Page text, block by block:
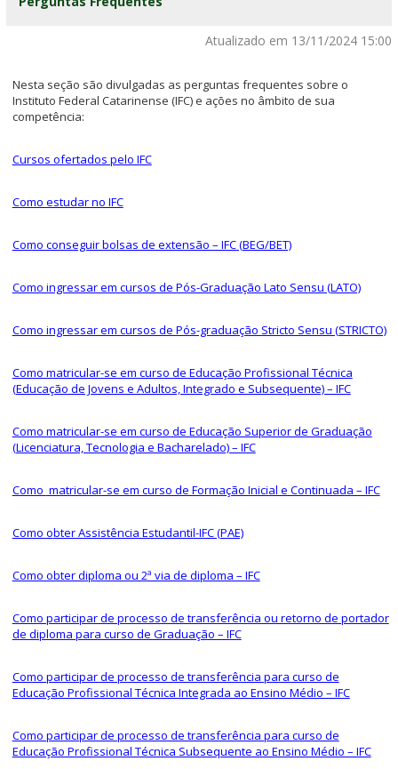
Atualizado em 13/11/2024 15:00
Nesta seção são divulgadas as perguntas frequentes sobre o
Instituto Federal Catarinense (IFC) e ações no âmbito de sua
competência:
Cursos ofertados pelo IFC
Como estudar no IFC
Como conseguir bolsas de extensão – IFC (BEG/BET)
Como ingressar em cursos de Pós-Graduação Lato Sensu (LATO)
Como ingressar em cursos de Pós-graduação Stricto Sensu (STRICTO)
Como matricular-se em curso de Educação Profissional Técnica
(Educação de Jovens e Adultos, Integrado e Subsequente) – IFC
Como matricular-se em curso de Educação Superior de Graduação
(Licenciatura, Tecnologia e Bacharelado) – IFC
Como matricular-se em curso de Formação Inicial e Continuada – IFC
Como obter Assistência Estudantil-IFC (PAE)
Como obter diploma ou 2ª via de diploma – IFC
Como participar de processo de transferência ou retorno de portador
de diploma para curso de Graduação – IFC
Como participar de processo de transferência para curso de
Educação Profissional Técnica Integrada ao Ensino Médio – IFC
Como participar de processo de transferência para curso de
Educação Profissional Técnica Subsequente ao Ensino Médio – IFC